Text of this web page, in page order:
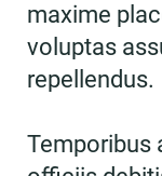
maxime
voluptas
repellendus.
Temporibus